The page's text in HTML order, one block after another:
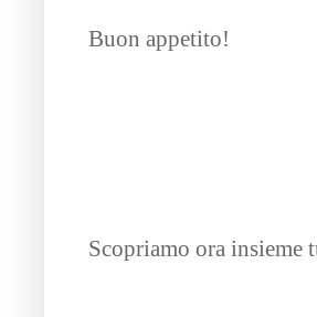
Buon appetito!
Scopriamo ora insieme